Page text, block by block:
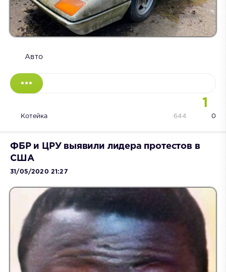
Авто
1
Котейка 0
644
ФБР и ЦРУ выявили лидера протестов в
США
31/05/2020 21:27